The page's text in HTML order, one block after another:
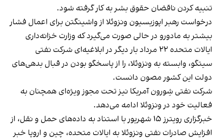
تنبیه کردن ناقضان حقوق بشر به کار گرفته شود.
درخواست رهبر اپوزیسیون ونزوئلا از واشینگتن برای اعمال فشار
بیشتر به مادورو در حالی صورت می‌گیرد که وزارت خزانه‌داری
ایالات متحده ۲۲ مرداد بار دیگر در ابلاغیه‌ای شرکت نفتی
سیتگو، وابسته به ونزوئلا، را از پاسخگو بودن در قبال بدهی‌های
دولت این کشور مصون دانست.
شرکت نفتی شِورون آمریکا نیز تحت مجوز ویژه‌ای همچنان به
فعالیت خود در ونزوئلا ادامه می‌دهد.
خبرگزاری رویترز ۱۵ شهریور با استناد به داده‌های حمل و نقل، از
افزایش صادرات نفتی ونزوئلا به ایالات متحده، چین و اروپا خبر